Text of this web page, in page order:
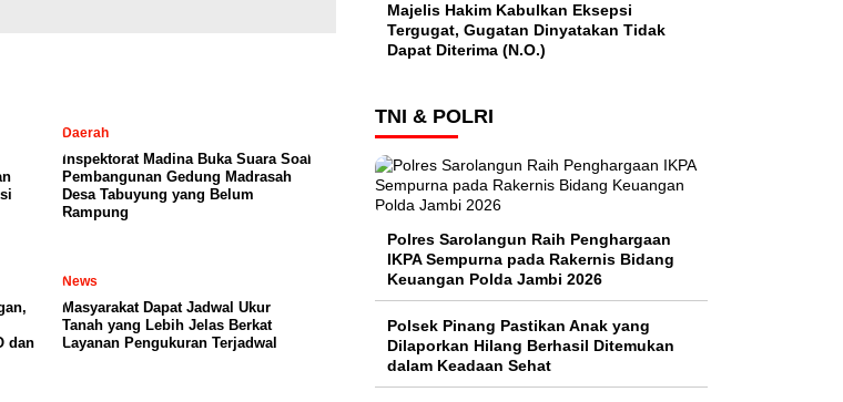
Daerah
Inspektorat Madina Buka Suara Soal
Pembangunan Gedung Madrasah
Desa Tabuyung yang Belum
Rampung
dan
News
Masyarakat Dapat Jadwal Ukur
Tanah yang Lebih Jelas Berkat
Layanan Pengukuran Terjadwal
Majelis Hakim Kabulkan Eksepsi
Tergugat, Gugatan Dinyatakan Tidak
Dapat Diterima (N.O.)
TNI & POLRI
Polres Sarolangun Raih Penghargaan
IKPA Sempurna pada Rakernis Bidang
Keuangan Polda Jambi 2026
Polsek Pinang Pastikan Anak yang
Dilaporkan Hilang Berhasil Ditemukan
dalam Keadaan Sehat